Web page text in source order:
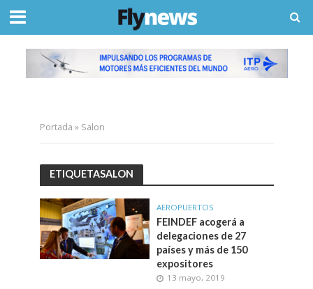
Portada » Salon
ETIQUETASALON
AEROPUERTOS
FEINDEF acogerá a
delegaciones de 27
países y más de 150
expositores
13 mayo, 2019